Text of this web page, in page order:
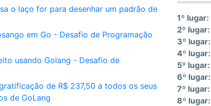
o laço for para desenhar um padrão de
em Go - Desafio de Programação
usando Golang - Desafio de
de R$ 237,50 a todos os seus
de GoLang
1º lugar:
2º lugar:
3º lugar:
4º lugar:
5º lugar:
6º lugar:
7º lugar:
8º lugar: